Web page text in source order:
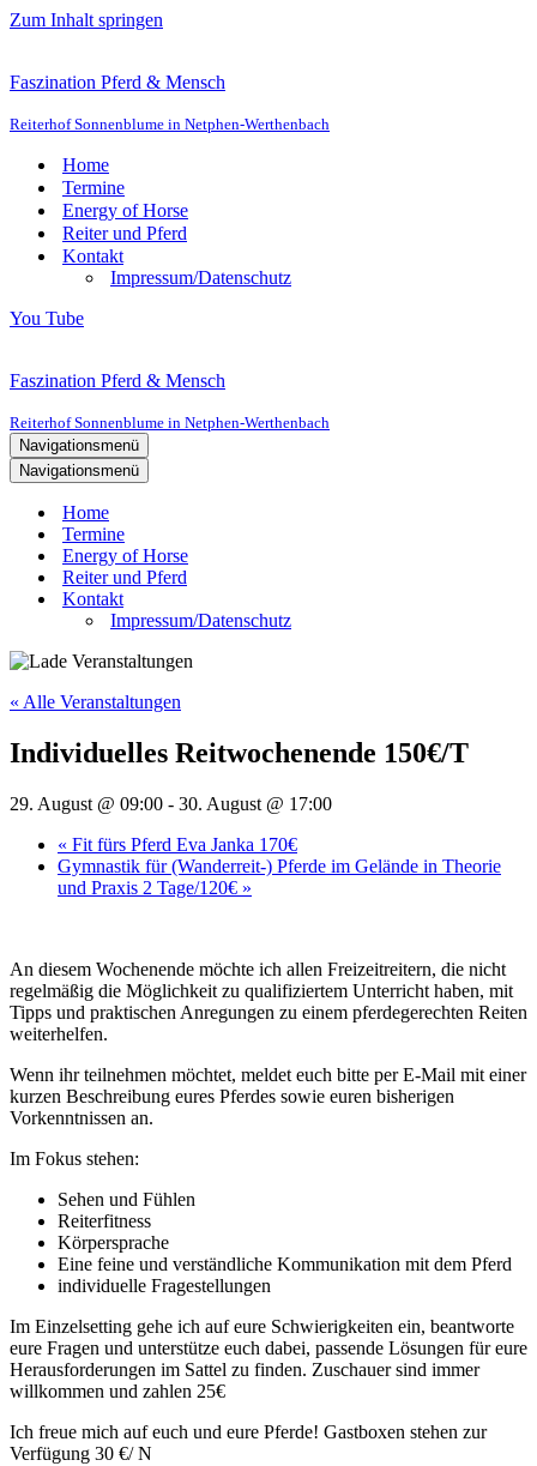
Zum Inhalt springen
Faszination Pferd & Mensch
Reiterhof Sonnenblume in Netphen-Werthenbach
Home
Termine
Energy of Horse
Reiter und Pferd
Kontakt
Impressum/Datenschutz
You Tube
Faszination Pferd & Mensch
Reiterhof Sonnenblume in Netphen-Werthenbach
Navigationsmenü
Navigationsmenü
Home
Termine
Energy of Horse
Reiter und Pferd
Kontakt
Impressum/Datenschutz
« Alle Veranstaltungen
Individuelles Reitwochenende 150€/T
29. August @ 09:00 - 30. August @ 17:00
« Fit fürs Pferd Eva Janka 170€
Gymnastik für (Wanderreit-) Pferde im Gelände in Theorie
und Praxis 2 Tage/120€ »
An diesem Wochenende möchte ich allen Freizeitreitern, die nicht
regelmäßig die Möglichkeit zu qualifiziertem Unterricht haben, mit
Tipps und praktischen Anregungen zu einem pferdegerechten Reiten
weiterhelfen.
Wenn ihr teilnehmen möchtet, meldet euch bitte per E-Mail mit einer
kurzen Beschreibung eures Pferdes sowie euren bisherigen
Vorkenntnissen an.
Im Fokus stehen:
Sehen und Fühlen
Reiterfitness
Körpersprache
Eine feine und verständliche Kommunikation mit dem Pferd
individuelle Fragestellungen
Im Einzelsetting gehe ich auf eure Schwierigkeiten ein, beantworte
eure Fragen und unterstütze euch dabei, passende Lösungen für eure
Herausforderungen im Sattel zu finden. Zuschauer sind immer
willkommen und zahlen 25€
Ich freue mich auf euch und eure Pferde! Gastboxen stehen zur
Verfügung 30 €/ N